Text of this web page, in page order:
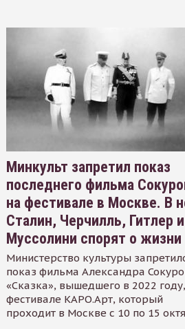
Минкульт запретил показ
последнего фильма
на фестивале в Москве. В
Сталин, Черчилль, Гитлер и
Муссолини спорят о жизни
Министерство культуры
показ фильма Александра
«Сказка», вышедшего в 2022
фестивале КАРО.Арт, который
проходит в Москве с 10 по 15